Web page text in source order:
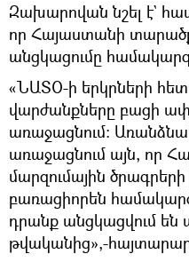
Զախարովան նշել է`
որ Հայաստանի
անցկացումը
«ՆԱՏՕ-ի երկրների
վարժանքները բացի
առաջացնում։
առաջացնում այն, որ
մարզումային
բառացիորեն
դրանք անցկացվում են
թվականից»,-